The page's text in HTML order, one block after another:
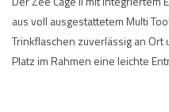
aus voll ausgestattetem Multi
Trinkflaschen zuverlässig an
Platz im Rahmen eine leichte